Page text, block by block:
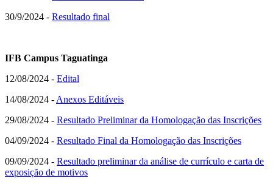
30/9/2024 - Resultado final
IFB Campus Taguatinga
12/08/2024 - Edital
14/08/2024 - Anexos Editáveis
29/08/2024 - Resultado Preliminar da Homologação das Inscrições
04/09/2024 - Resultado Final da Homologação das Inscrições
09/09/2024 - Resultado preliminar da análise de currículo e carta de
exposição de motivos